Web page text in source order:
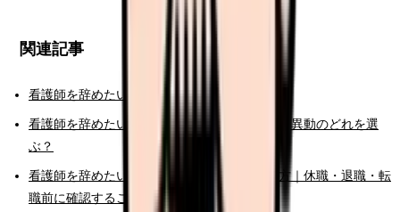
関連記事
看護師を辞めたい時の完全ガイド
看護師を辞めたい時の判断基準｜転職・休職・異動のどれを選
ぶ？
看護師を辞めたいけどお金が不安な時の考え方｜休職・退職・転
職前に確認すること